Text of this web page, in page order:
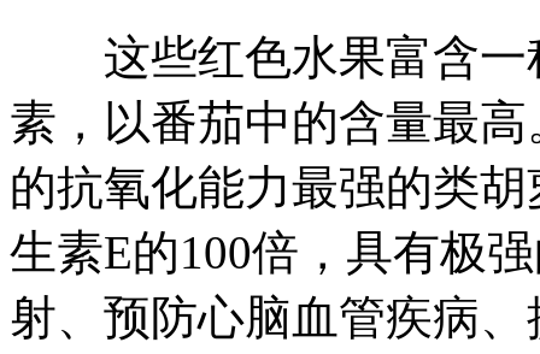
这些红色水果富含一
素，以番茄中的含量最
的抗氧化能力最强的类
生素E的100倍，具有极
射、预防心脑血管疾病